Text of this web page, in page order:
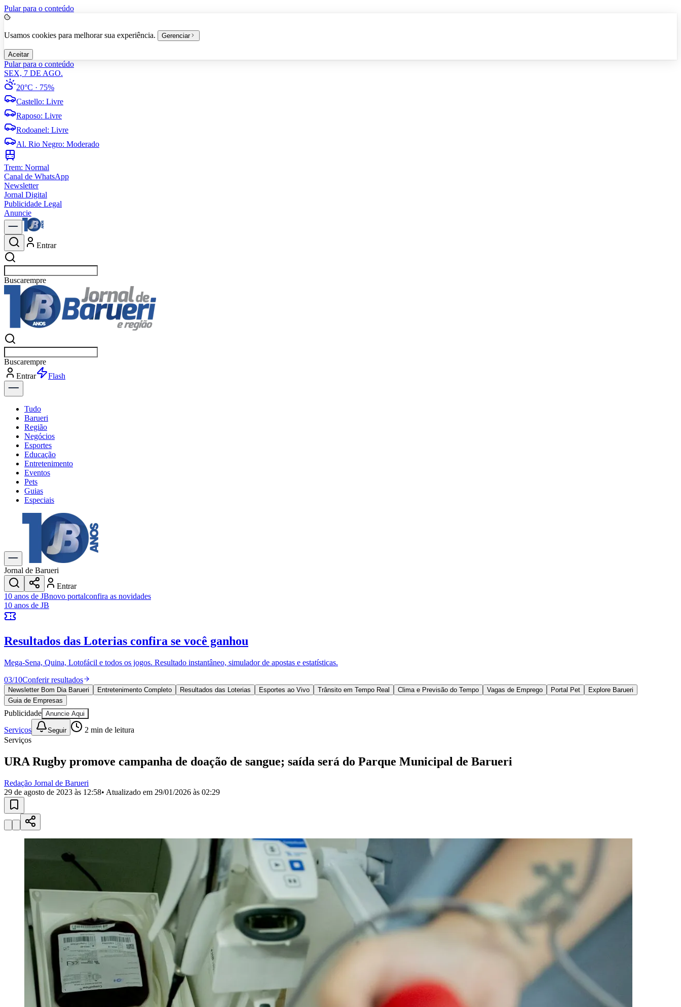
Pular para o conteúdo
Usamos cookies para melhorar sua experiência. Gerenciar
Aceitar
Pular para o conteúdo
SEX, 7 DE AGO.
20°C · 75%
Castello: Livre
Raposo: Livre
Rodoanel: Livre
Al. Rio Negro: Moderado
Trem: Normal
Canal de WhatsApp
Newsletter
Jornal Digital
Publicidade Legal
Anuncie
Entrar
Buscaresportes
Buscaresportes
Entrar
Flash
Tudo
Barueri
Região
Negócios
Esportes
Educação
Entretenimento
Eventos
Pets
Guias
Especiais
Explore Tudo
Últimas Notícias
Previsão do Tempo
Trânsito e Rotas
Dia a Dia & Lazer
Transportes
Gastronomia
Cinema & Shows
JogosNovo
Anuncie no Portal
Cadastrar Empresa
Divulgar Vagas Novo
Publicidade Legal
Política
Eleições
Esportes
Saúde
Segurança
Cultura
Meio Ambiente
Educação
Selecione sua região
Aldeia Aldeia da Serra
MilitarItapevi
CristinaJardim Maria HelenaJardim MutingaJardim ParaísoJardim PaulistaJardim ReginaliceJardim São LuísJardim São PedroJardim São SilvestreJardim SilveiraJardim TupãJardim TupanciMutinga
Parque Imperial Parque Santa Luzia Parque Viana Pirapora do Bom Jesus Recanto Phrynéa Santana de Parnaíba SilveiraTamboré
Conde Vila Engenho Novo Vila Nossa Sra. da Escada Vila Porto
Votupoca
Guia de Empresas
Divulgar Vagas
Novo
Publicidade Legal
Negócios Regionais
Turismo
Segurança Regional
Hospitais Estaduais
Parques & Represas
Cidades da Região
Santana de ParnaíbaOsascoCarapicuíba Jandira ItapeviCotia Pirapora do Bom JesusAraçariguama Franco da Rocha Francisco Morato Taboão da Serra
São Roque
Para Sua Empresa
Jornal de Barueri
Entrar
10 anos de JBnovo portalconfira as novidades
10 anos de JB
Resultados das Loterias confira se você ganhou
Mega-Sena, Quina, Lotofácil e todos os jogos. Resultado instantâneo, simulador de apostas e estatísticas.
03/10Conferir resultados
Newsletter Bom Dia Barueri Entretenimento Completo Resultados das Loterias Esportes ao Vivo Trânsito em Tempo Real Clima e Previsão do Tempo Vagas de Emprego Portal Pet
Explore Barueri
Guia de Empresas
Publicidade Anuncie Aqui
Serviços Seguir 2 min de leitura
Serviços
URA Rugby promove campanha de doação de sangue; saída será do Parque Municipal de Barueri
Redação Jornal de Barueri
29 de agosto de 2023 às 12:58• Atualizado em 29/01/2026 às 02:29